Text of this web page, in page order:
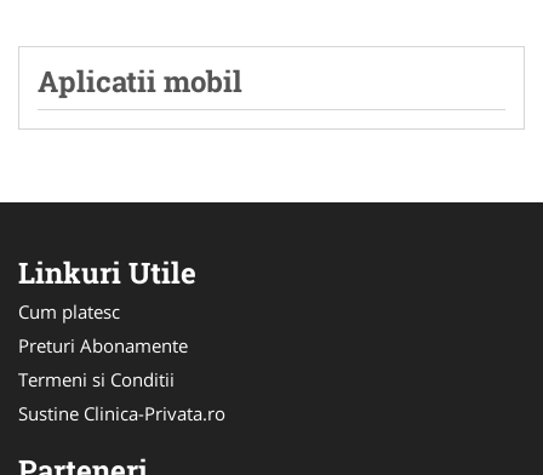
Aplicatii mobil
Linkuri Utile
Cum platesc
Preturi Abonamente
Termeni si Conditii
Sustine Clinica-Privata.ro